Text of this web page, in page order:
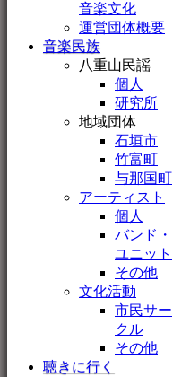
音楽文化
運営団体概要
音楽民族
八重山民謡
個人
研究所
地域団体
石垣市
竹富町
与那国町
アーティスト
個人
バンド・
ユニット
その他
文化活動
市民サー
クル
その他
聴きに行く